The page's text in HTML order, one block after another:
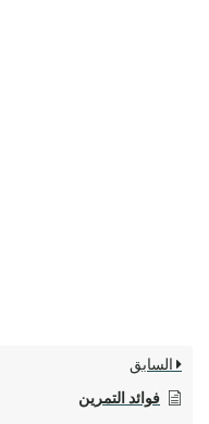
السابق
فوائد التمرين